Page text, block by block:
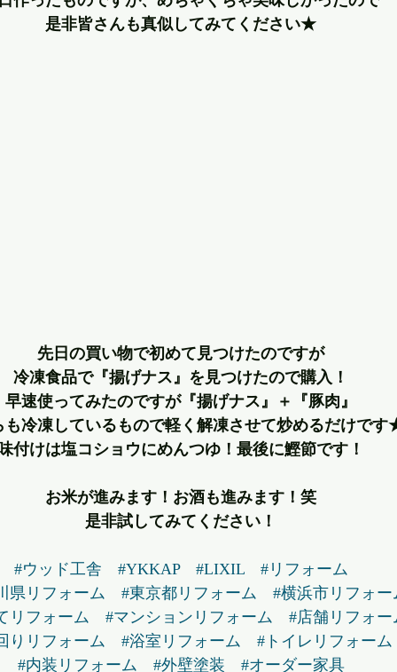
是非皆さんも真似してみてください★
先日の買い物で初めて見つけたのですが
冷凍食品で『揚げナス』を見つけたので購入！
早速使ってみたのですが『揚げナス』＋『豚肉』
も冷凍しているもので軽く解凍させて炒めるだけで
付けは塩コショウにめんつゆ！最後に鰹節です！
お米が進みます！お酒も進みます！笑
是非試してみてください！
#ウッド工舎 #YKKAP #LIXIL
#リフォーム
県リフォーム
#東京都リフォーム
#横浜市リフォー
リフォーム
#マンションリフォーム
#店舗リフォー
りリフォーム
#浴室リフォーム
#トイレリフォーム
#内装リフォーム
#外壁塗装 #オーダー家具